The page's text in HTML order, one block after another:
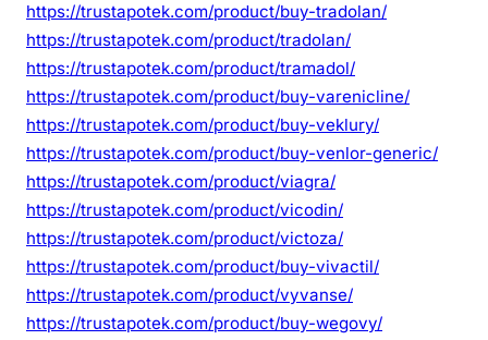
https://trustapotek.com/product/buy-tradolan/
https://trustapotek.com/product/tradolan/
https://trustapotek.com/product/tramadol/
https://trustapotek.com/product/buy-varenicline/
https://trustapotek.com/product/buy-veklury/
https://trustapotek.com/product/buy-venlor-generic/
https://trustapotek.com/product/viagra/
https://trustapotek.com/product/vicodin/
https://trustapotek.com/product/victoza/
https://trustapotek.com/product/buy-vivactil/
https://trustapotek.com/product/vyvanse/
https://trustapotek.com/product/buy-wegovy/